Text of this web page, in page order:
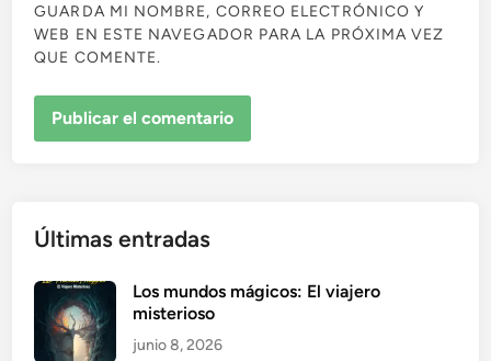
GUARDA MI NOMBRE, CORREO ELECTRÓNICO Y
WEB EN ESTE NAVEGADOR PARA LA PRÓXIMA VEZ
QUE COMENTE.
Últimas entradas
Los mundos mágicos: El viajero
misterioso
junio 8, 2026